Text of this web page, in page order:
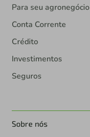
Para seu agronegócio
Conta Corrente
Crédito
Investimentos
Seguros
Sobre nós